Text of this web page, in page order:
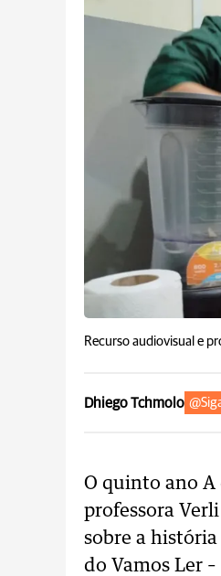
Recurso audiovisual e
Dhiego Tchmolo
O quinto ano A
professora
sobre a
do Vamos Ler